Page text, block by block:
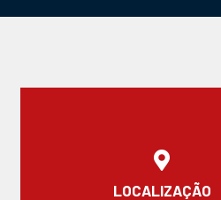
LOCALIZAÇÃO